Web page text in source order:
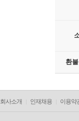
환
회사소개 인재채용 이용약